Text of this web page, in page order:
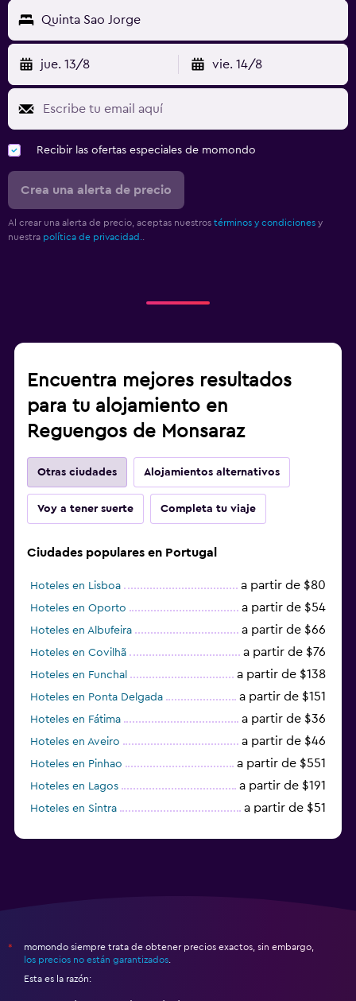
Quinta Sao Jorge
jue. 13/8 vie. 14/8
Recibir las ofertas especiales de momondo
Crea una alerta de precio
Al crear una alerta de precio, aceptas nuestros términos y condiciones y
nuestra política de privacidad.
Encuentra mejores resultados
para tu alojamiento en
Reguengos de Monsaraz
Otras ciudades Alojamientos alternativos
Voy a tener suerte Completa tu viaje
Ciudades populares en Portugal
Hoteles en Lisboa a partir de $80
Hoteles en Oporto a partir de $54
Hoteles en Albufeira a partir de $66
Hoteles en Covilhã a partir de $76
Hoteles en Funchal a partir de $138
Hoteles en Ponta Delgada a partir de $151
Hoteles en Fátima a partir de $36
Hoteles en Aveiro a partir de $46
Hoteles en Pinhao a partir de $551
Hoteles en Lagos a partir de $191
Hoteles en Sintra a partir de $51
*
momondo siempre trata de obtener precios exactos, sin embargo,
los precios no están garantizados
Esta es la razón: